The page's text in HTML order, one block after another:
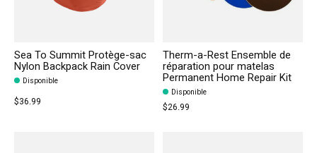
Sea To Summit Protège-sac
Nylon Backpack Rain Cover
Disponible
$36.99
Therm-a-Rest Ensemble de
réparation pour matelas
Permanent Home Repair Kit
Disponible
$26.99